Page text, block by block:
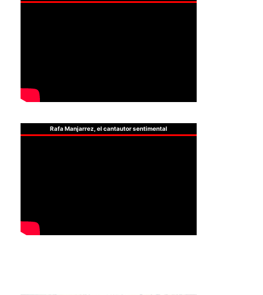
Rafa Manjarrez, el cantautor sentimental